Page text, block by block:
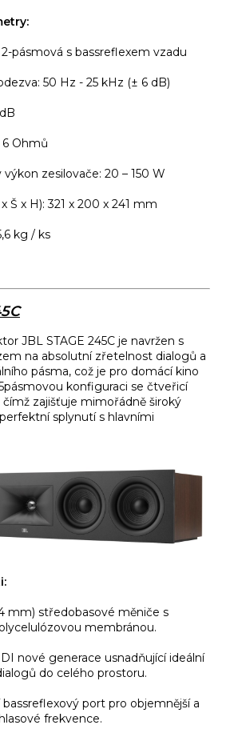
pásmová s bassreflexem vzadu
50 Hz - 25 kHz (± 6 dB)
6 Ohmů
zesilovače: 20 – 150 W
Š x H): 321 x 200 x 241 mm
kg / ks
JBL STAGE 245C je navržen s
na absolutní zřetelnost dialogů a
pásma, což je pro domácí kino
konfiguraci se čtveřicí
čímž zajišťuje mimořádně široký
splynutí s hlavními
mm) středobasové měniče s
membránou.
nové generace usnadňující ideální
do celého prostoru.
bassreflexový port pro objemnější a
frekvence.